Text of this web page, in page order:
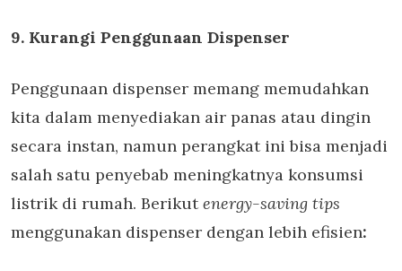
9. Kurangi Penggunaan Dispenser
Penggunaan dispenser memang memudahkan
kita dalam menyediakan air panas atau dingin
secara instan, namun perangkat ini bisa menjadi
salah satu penyebab meningkatnya konsumsi
listrik di rumah. Berikutenergy-saving tips
menggunakan dispenser dengan lebih efisien: